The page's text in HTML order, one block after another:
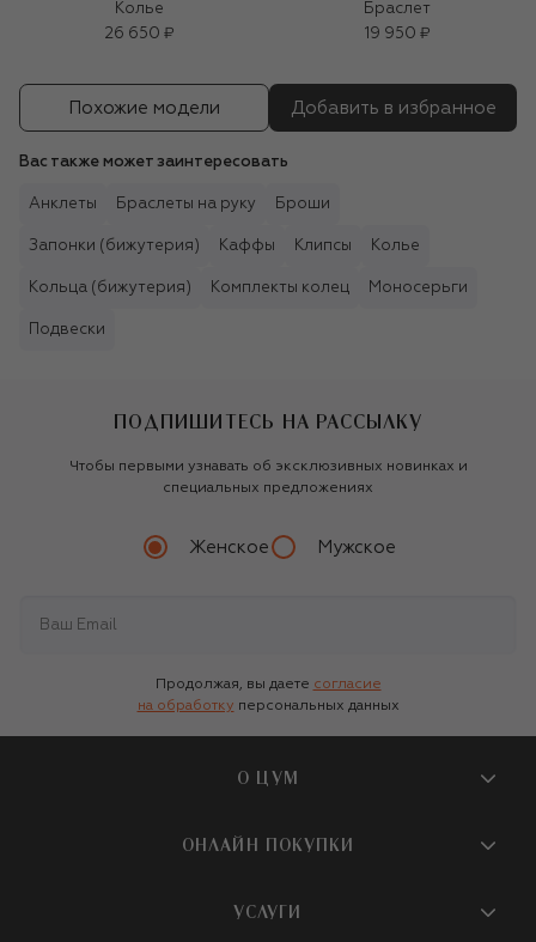
Колье
26 650 ₽
Браслет
19 950 ₽
Похожие модели Добавить в избранное
Вас также может заинтересовать
Анклеты Браслеты на руку Броши
Запонки (бижутерия) Каффы Клипсы Колье
Кольца (бижутерия) Комплекты колец Моносерьги
Подвески
ПОДПИШИТЕСЬ НА РАССЫЛКУ
Чтобы первыми узнавать об эксклюзивных новинках и
специальных предложениях
Женское Мужское
Продолжая, вы даете согласие
на обработку персональных данных
О ЦУМ
О магазине
Бутики и ПВЗ ЦУМ
ОНЛАЙН ПОКУПКИ
УСЛУГИ